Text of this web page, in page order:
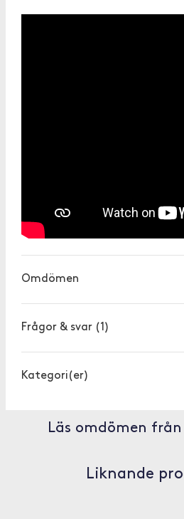
Omdömen
Frågor & svar (1)
Kategori(er)
Läs omdömen
Liknande